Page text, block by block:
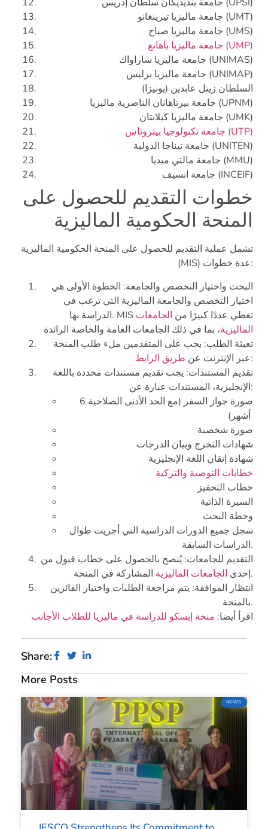
جامعة ماليزيا تيرينغانو (UMT)
جامعة ماليزيا صباح (UMS)
جامعة ماليزيا باهانغ (UMP)
جامعة ماليزيا ساراواك (UNIMAS)
جامعة ماليزيا برليس (UNIMAP)
السلطان زينل عابدين (يونيزا)
جامعة بيرتاهانان الناصرية ماليزيا (UPNM)
جامعة ماليزيا كيلانتان (UMK)
جامعة تكنولوجيا بيتروناس (UTP)
جامعة تيناجا الدولية (UNITEN)
جامعة مالتي ميديا (MMU)
جامعة انسيف (INCEIF)
خطوات التقديم للحصول على
المنحة الحكومية الماليزية
تشمل عملية التقديم للحصول على المنحة الحكومية الماليزية
(MIS) عدة خطوات:
البحث واختيار التخصص والجامعة: الخطوة الأولى هي
اختيار التخصص والجامعة الماليزية التي ترغب في
الدراسة بها. MIS تغطي عددًا كبيرًا من الجامعات
الماليزية، بما في ذلك الجامعات العامة والخاصة الرائدة
تعبئة الطلب: يجب على المتقدمين ملء طلب المنحة
عبر الإنترنت عن طريق الرابط
:
تقديم المستندات: يجب تقديم مستندات محددة باللغة
الإنجليزية، المستندات عبارة عن:
صورة شخصية
شهادات التخرج وبيان الدرجات
شهادة إتقان اللغة الإنجليزية
خطابات التوصية والتزكية
خطاب التحفيز
السيرة الذاتية
وخطة البحث
الدراسات السابقة.
التقديم للجامعات: يُنصح بالحصول على خطاب قبول من
إحدى الجامعات الماليزية
المشاركة في المنحة.
انتظار الموافقة: يتم مراجعة الطلبات واختيار الفائزين
بالمنحة.
اقرأ أيضا: منحة إيسكو للدراسة في ماليزيا للطلاب الأجانب
Share:
More Posts
NEWS